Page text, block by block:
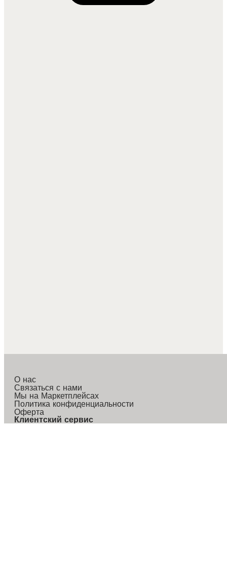
О нас
Связаться с нами
Мы на Маркетплейсах
Политика конфиденциальности
Оферта
Клиентский сервис
Доставка и оплата